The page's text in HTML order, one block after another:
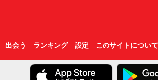
出会う ランキング 設定 このサイトについて